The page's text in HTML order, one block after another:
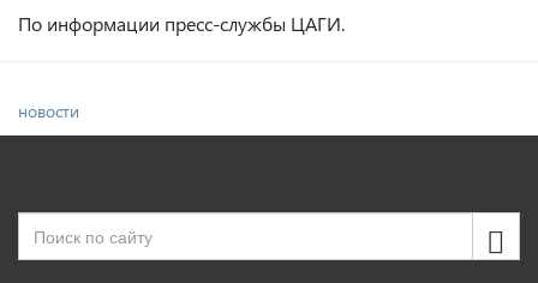
По информации пресс-службы ЦАГИ.
новости